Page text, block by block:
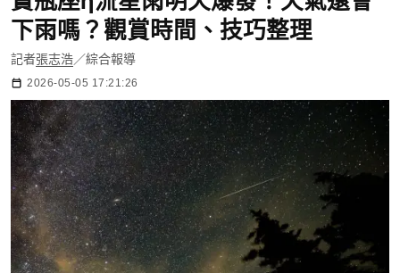
下雨嗎？觀賞時間、技巧整理
記者張志浩／綜合報導
2026-05-05 17:21:26